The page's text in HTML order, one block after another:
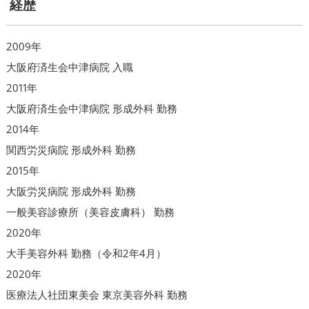
経歴
2009年
大阪府済生会中津病院 入職
2011年
大阪府済生会中津病院 形成外科 勤務
2014年
関西労災病院 形成外科 勤務
2015年
大阪労災病院 形成外科 勤務
一般美容診療所（美容皮膚科） 勤務
2020年
大手美容外科 勤務（令和2年4月）
2020年
医療法人社団東美会 東京美容外科 勤務